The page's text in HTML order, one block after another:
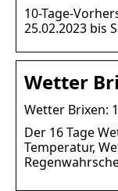
10-Tage-
25.02.2023 bis
Wetter
Wetter Brixen:
Der 16 Tage
Temperatur,